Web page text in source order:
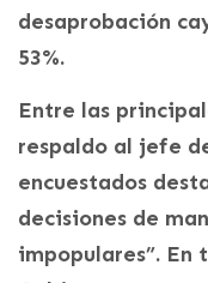
desaprobación
53%.
Entre las
respaldo al jefe
encuestados
decisiones de
impopulares”. En